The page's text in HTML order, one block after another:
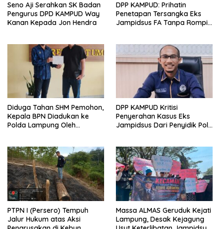
Seno Aji Serahkan SK Badan
Pengurus DPD KAMPUD Way
Kanan Kepada Jon Hendra
DPP KAMPUD: Prihatin
Penetapan Tersangka Eks
Jampidsus FA Tanpa Rompi
Diduga Tahan SHM Pemohon,
Kepala BPN Diadukan ke
Polda Lampung Oleh
DPP KAMPUD Kritisi
Penyerahan Kasus Eks
Jampidsus Dari Penyidik Polri
PTPN I (Persero) Tempuh
Jalur Hukum atas Aksi
Massa ALMAS Geruduk Kejati
Lampung, Desak Kejagung